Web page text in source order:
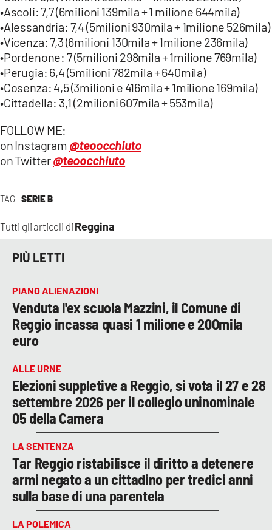
TAG SERIE B
Tutti gli articoli di Reggina
•Ascoli: 7,7 (6milioni 139mila + 1 milione 644mila)
•Alessandria: 7,4 (5milioni 930mila + 1milione 526mila)
•Vicenza: 7,3 (6milioni 130mila + 1milione 236mila)
•Pordenone: 7 (5milioni 298mila + 1milione 769mila)
•Perugia: 6,4 (5milioni 782mila + 640mila)
•Cosenza: 4,5 (3milioni e 416mila + 1milione 169mila)
•Cittadella: 3,1 (2milioni 607mila + 553mila)
FOLLOW ME:
on Instagram @teoocchiuto
on Twitter@teoocchiuto
PIÙ LETTI
PIANO ALIENAZIONI
Venduta l'ex scuola Mazzini, il Comune di
Reggio incassa quasi 1 milione e 200mila
euro
ALLE URNE
Elezioni suppletive a Reggio, si vota il 27 e 28
settembre 2026 per il collegio uninominale
05 della Camera
LA SENTENZA
Tar Reggio ristabilisce il diritto a detenere
armi negato a un cittadino per tredici anni
sulla base di una parentela
LA POLEMICA